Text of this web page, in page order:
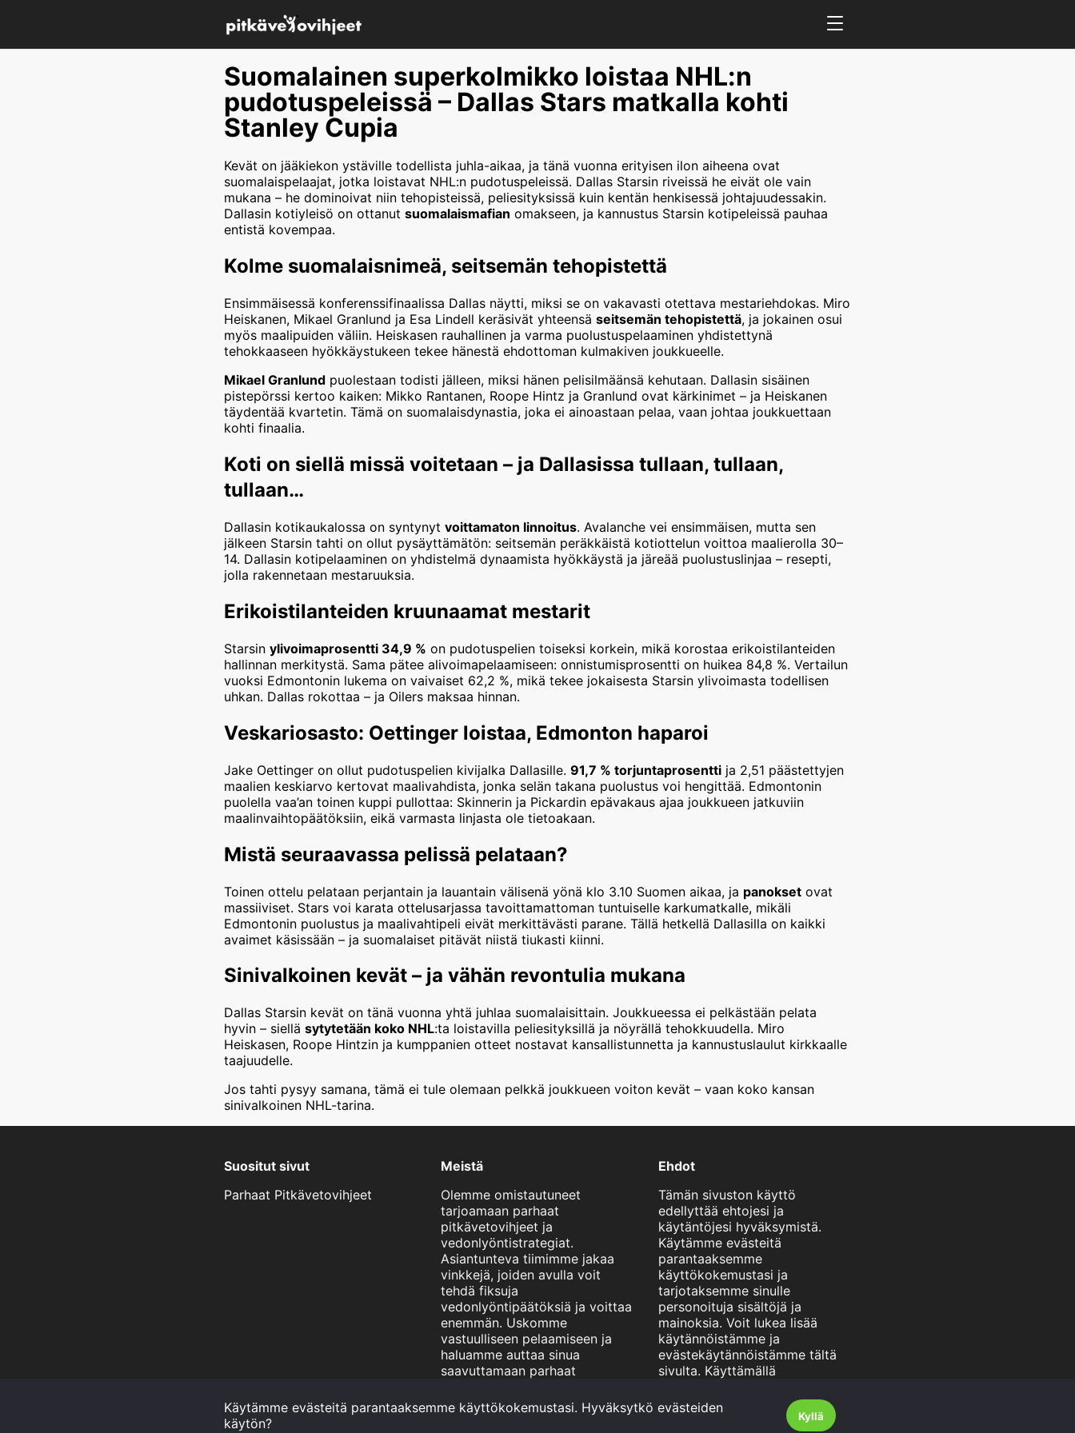
Suomalainen superkolmikko loistaa NHL:n
pudotuspeleissä – Dallas Stars matkalla kohti
Stanley Cupia
Kevät on jääkiekon ystäville todellista juhla-aikaa, ja tänä vuonna erityisen ilon aiheena ovat
suomalaispelaajat, jotka loistavat NHL:n pudotuspeleissä. Dallas Starsin riveissä he eivät ole vain
mukana – he dominoivat niin tehopisteissä, peliesityksissä kuin kentän henkisessä johtajuudessakin.
Dallasin kotiyleisö on ottanut suomalaismafian omakseen, ja kannustus Starsin kotipeleissä pauhaa
entistä kovempaa.
Kolme suomalaisnimeä, seitsemän tehopistettä
Ensimmäisessä konferenssifinaalissa Dallas näytti, miksi se on vakavasti otettava mestariehdokas. Miro
Heiskanen, Mikael Granlund ja Esa Lindell keräsivät yhteensä seitsemän tehopistettä, ja jokainen osui
myös maalipuiden väliin. Heiskasen rauhallinen ja varma puolustuspelaaminen yhdistettynä
tehokkaaseen hyökkäystukeen tekee hänestä ehdottoman kulmakiven joukkueelle.
Mikael Granlund puolestaan todisti jälleen, miksi hänen pelisilmäänsä kehutaan. Dallasin sisäinen
pistepörssi kertoo kaiken: Mikko Rantanen, Roope Hintz ja Granlund ovat kärkinimet – ja Heiskanen
täydentää kvartetin. Tämä on suomalaisdynastia, joka ei ainoastaan pelaa, vaan johtaa joukkuettaan
kohti finaalia.
Koti on siellä missä voitetaan – ja Dallasissa tullaan, tullaan,
tullaan…
Dallasin kotikaukalossa on syntynyt voittamaton linnoitus. Avalanche vei ensimmäisen, mutta sen
jälkeen Starsin tahti on ollut pysäyttämätön: seitsemän peräkkäistä kotiottelun voittoa maalierolla 30–
14. Dallasin kotipelaaminen on yhdistelmä dynaamista hyökkäystä ja järeää puolustuslinjaa – resepti,
jolla rakennetaan mestaruuksia.
Erikoistilanteiden kruunaamat mestarit
Starsin ylivoimaprosentti 34,9 % on pudotuspelien toiseksi korkein, mikä korostaa erikoistilanteiden
hallinnan merkitystä. Sama pätee alivoimapelaamiseen: onnistumisprosentti on huikea 84,8 %. Vertailun
vuoksi Edmontonin lukema on vaivaiset 62,2 %, mikä tekee jokaisesta Starsin ylivoimasta todellisen
uhkan. Dallas rokottaa – ja Oilers maksaa hinnan.
Veskariosasto: Oettinger loistaa, Edmonton haparoi
Jake Oettinger on ollut pudotuspelien kivijalka Dallasille. 91,7 % torjuntaprosentti ja 2,51 päästettyjen
maalien keskiarvo kertovat maalivahdista, jonka selän takana puolustus voi hengittää. Edmontonin
puolella vaa’an toinen kuppi pullottaa: Skinnerin ja Pickardin epävakaus ajaa joukkueen jatkuviin
maalinvaihtopäätöksiin, eikä varmasta linjasta ole tietoakaan.
Mistä seuraavassa pelissä pelataan?
Toinen ottelu pelataan perjantain ja lauantain välisenä yönä klo 3.10 Suomen aikaa, ja panokset ovat
massiiviset. Stars voi karata ottelusarjassa tavoittamattoman tuntuiselle karkumatkalle, mikäli
Edmontonin puolustus ja maalivahtipeli eivät merkittävästi parane. Tällä hetkellä Dallasilla on kaikki
avaimet käsissään – ja suomalaiset pitävät niistä tiukasti kiinni.
Sinivalkoinen kevät – ja vähän revontulia mukana
Dallas Starsin kevät on tänä vuonna yhtä juhlaa suomalaisittain. Joukkueessa ei pelkästään pelata
hyvin – siellä sytytetään koko NHL:ta loistavilla peliesityksillä ja nöyrällä tehokkuudella. Miro
Heiskasen, Roope Hintzin ja kumppanien otteet nostavat kansallistunnetta ja kannustuslaulut kirkkaalle
taajuudelle.
Jos tahti pysyy samana, tämä ei tule olemaan pelkkä joukkueen voiton kevät – vaan koko kansan
sinivalkoinen NHL-tarina.
Suositut sivut
Parhaat Pitkävetovihjeet
Meistä
Olemme omistautuneet
tarjoamaan parhaat
pitkävetovihjeet ja
vedonlyöntistrategiat.
Asiantunteva tiimimme jakaa
vinkkejä, joiden avulla voit
tehdä fiksuja
vedonlyöntipäätöksiä ja voittaa
enemmän. Uskomme
vastuulliseen pelaamiseen ja
haluamme auttaa sinua
saavuttamaan parhaat
Ehdot
Tämän sivuston käyttö
edellyttää ehtojesi ja
käytäntöjesi hyväksymistä.
Käytämme evästeitä
parantaaksemme
käyttökokemustasi ja
tarjotaksemme sinulle
personoituja sisältöjä ja
mainoksia. Voit lukea lisää
käytännöistämme ja
evästekäytännöistämme tältä
sivulta. Käyttämällä
ehdot.
Käytämme evästeitä parantaaksemme käyttökokemustasi. Hyväksytkö evästeiden
käytön?
Kyllä